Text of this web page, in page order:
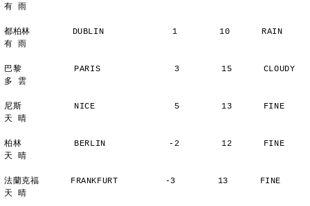
有 雨
都柏林        DUBLIN             1        10      RAIN
有 雨
巴黎          PARIS              3        15      CLOUDY
多 雲
尼斯          NICE               5        13      FINE
天 晴
柏林          BERLIN            -2        12      FINE
天 晴
法蘭克福      FRANKFURT         -3        13      FINE
天 晴